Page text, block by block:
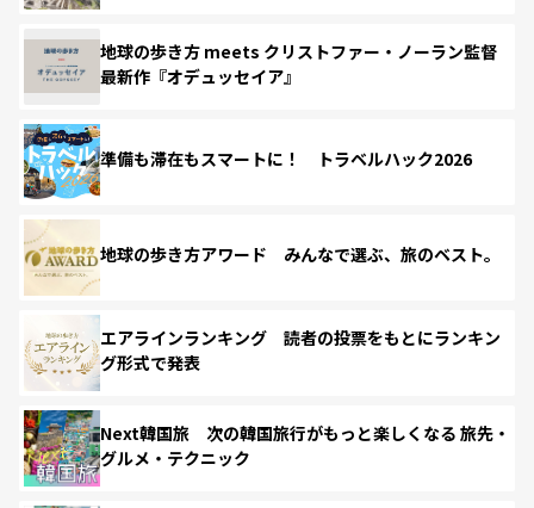
地球の歩き方 meets クリストファー・ノーラン監督
最新作『オデュッセイア』
準備も滞在もスマートに！ トラベルハック2026
地球の歩き方アワード みんなで選ぶ、旅のベスト。
エアラインランキング 読者の投票をもとにランキン
グ形式で発表
Next韓国旅 次の韓国旅行がもっと楽しくなる 旅先・
グルメ・テクニック